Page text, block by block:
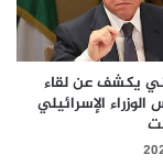
يكشف عن لقاء
الإسرائيلي